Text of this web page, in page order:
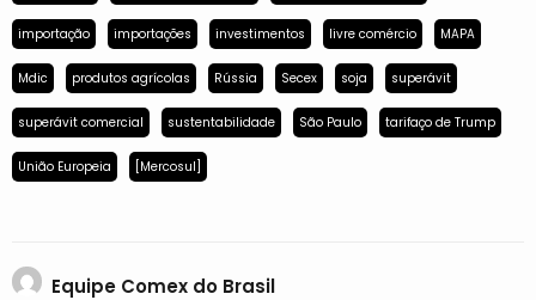
importação importações investimentos livre comércio MAPA
Mdic produtos agrícolas Rússia Secex soja superávit
superávit comercial sustentabilidade São Paulo tarifaço de Trump
União Europeia [Mercosul]
Equipe Comex do Brasil